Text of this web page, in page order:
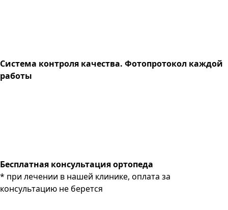
Система контроля качества. Фотопротокол каждой
работы
Бесплатная консультация ортопеда
* при лечении в нашей клинике, оплата за
консультацию не берется